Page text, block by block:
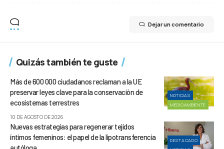
Dejar un comentario
Quizás también te guste
NOTICIAS
MEDIOAMBIENTE
Más de 600 000 ciudadanos reclaman a la UE
preservar leyes clave para la conservación de
ecosistemas terrestres
10 DE AGOSTO DE 2026
DESTACADO
Nuevas estrategias para regenerar tejidos
íntimos femeninos: el papel de la lipotransferencia